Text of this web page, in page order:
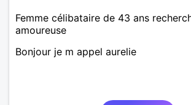
Femme célibataire de 43 ans
amoureuse
Bonjour je m appel aurelie